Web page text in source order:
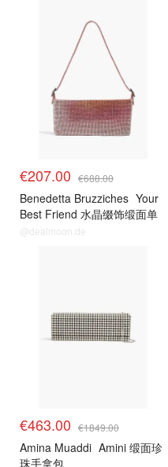
€207.00 €688.00
Benedetta Bruzziches Your
Best Friend 水晶缀饰缎面单
肩包
@dealmoon.de
€463.00 €1849.00
Amina Muaddi Amini 缎面珍
珠手拿包